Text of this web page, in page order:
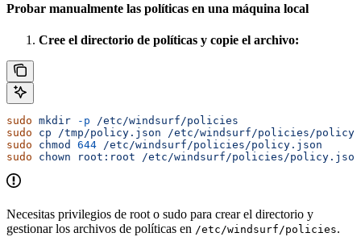
Probar manualmente las políticas en una máquina local
Cree el directorio de políticas y copie el archivo:
sudo mkdir -p /etc/windsurf/policies
sudo cp /tmp/policy.json /etc/windsurf/policies/
sudo chmod 644 /etc/windsurf/policies/policy.json
sudo chown root:root /etc/windsurf/policies/policy.json
Necesitas privilegios de root o sudo para crear el directorio y
gestionar los archivos de políticas en /etc/windsurf/policies.